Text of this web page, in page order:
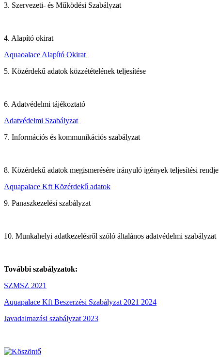
3. Szervezeti- és Működési Szabályzat
4. Alapító okirat
Aquaoalace Alapító Okirat
5. Közérdekű adatok közzétételének teljesítése
6. Adatvédelmi tájékoztató
Adatvédelmi Szabályzat
7. Információs és kommunikációs szabályzat
8. Közérdekű adatok megismerésére irányuló igények teljesítési rendje
Aquapalace Kft Közérdekű adatok
9. Panaszkezelési szabályzat
10. Munkahelyi adatkezelésről szóló általános adatvédelmi szabályzat
További szabályzatok:
SZMSZ 2021
Aquapalace Kft Beszerzési Szabályzat 2021 2024
Javadalmazási szabályzat 2023